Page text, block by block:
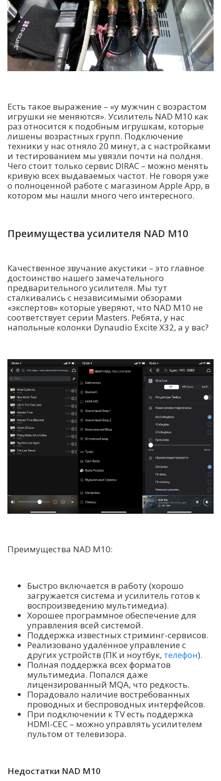
Есть такое выражение – «у мужчин с возрастом
игрушки не меняются». Усилитель NAD M10 как
раз относится к подобным игрушкам, которые
лишены возрастных групп. Подключение
техники у нас отняло 20 минут, а с настройками
и тестированием мы увязли почти на полдня.
Чего стоит только сервис DIRAC – можно менять
кривую всех выдаваемых частот. Не говоря уже
о полноценной работе с магазином Apple App, в
котором мы нашли много чего интересного.
Преимущества усилителя NAD M10
Качественное звучание акустики – это главное
достоинство нашего замечательного
предварительного усилителя. Мы тут
сталкивались с независимыми обзорами
«экспертов» которые уверяют, что NAD M10 не
соответствует серии Masters. Ребята, у нас
напольные колонки Dynaudio Excite X32, а у вас?
Преимущества NAD M10:
Быстро включается в работу (хорошо
загружается система и усилитель готов к
воспроизведению мультимедиа).
Хорошее программное обеспечение для
управления всей системой.
Поддержка известных стриминг-сервисов.
Реализовано удалённое управление с
других устройств (ПК и ноутбук, телефон).
Полная поддержка всех форматов
мультимедиа. Попался даже
лицензированный MQA, что редкость.
Порадовало наличие востребованных
проводных и беспроводных интерфейсов.
При подключении к TV есть поддержка
HDMI-CEC – можно управлять усилителем
пультом от телевизора.
Недостатки NAD M10